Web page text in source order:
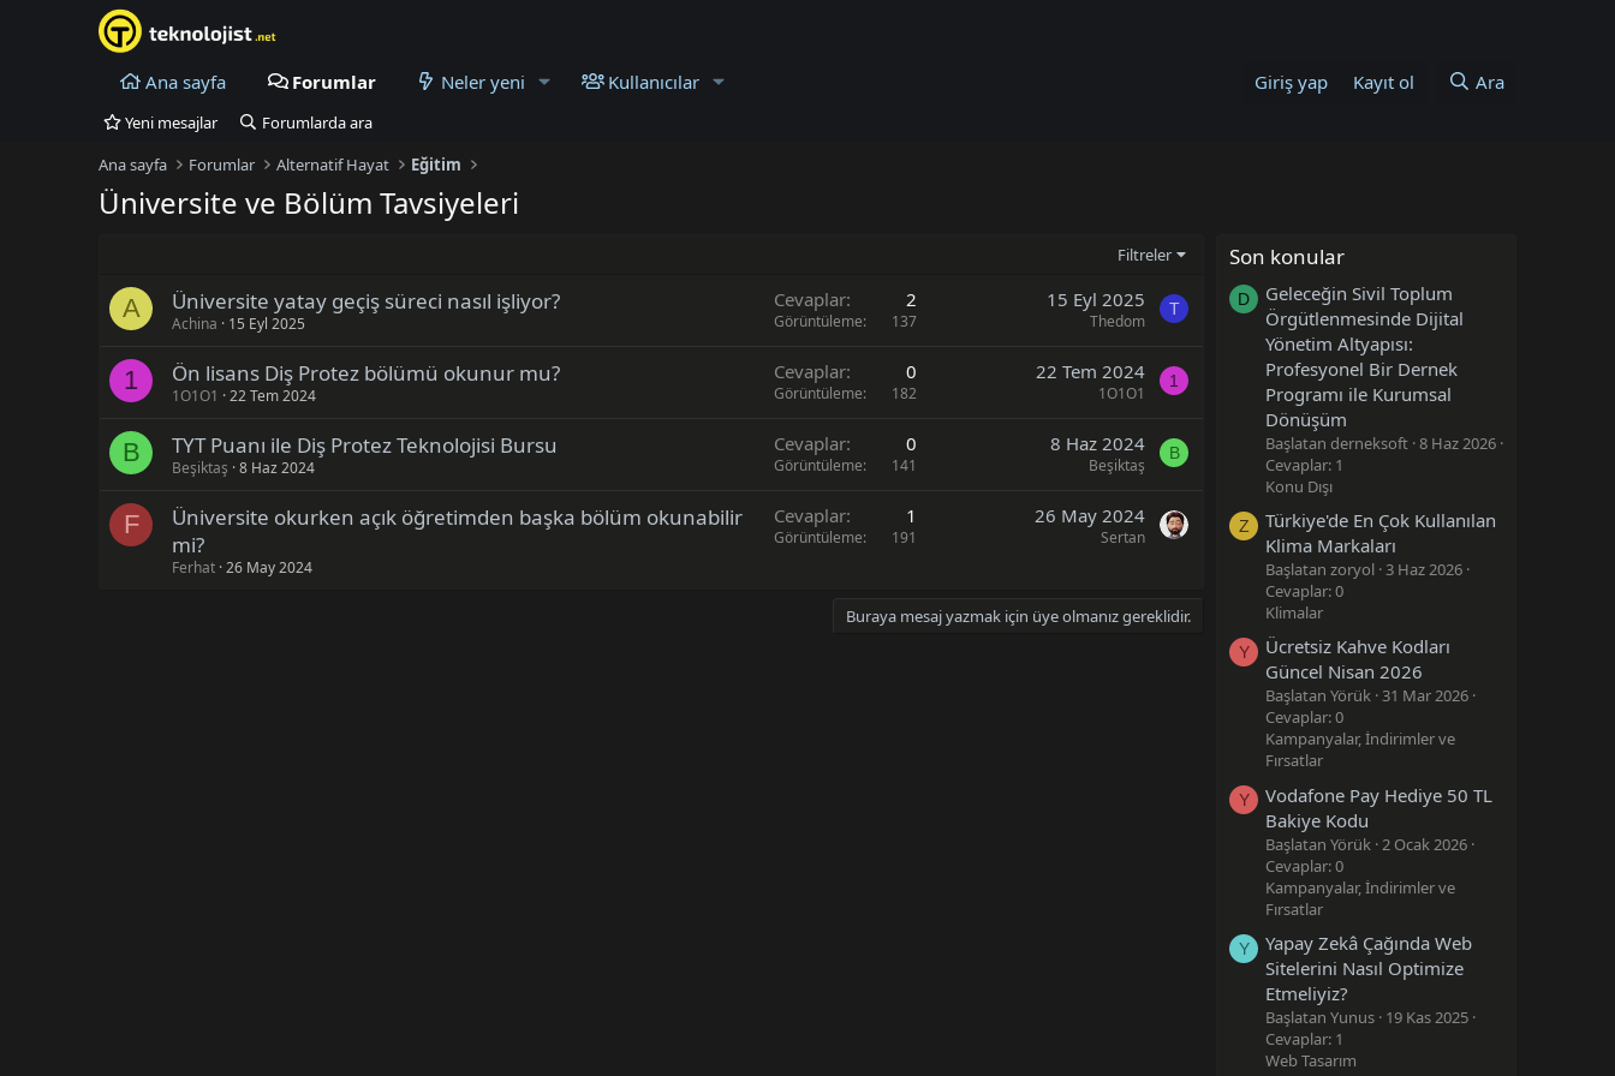
Ana sayfa Forumlar Neler yeni Kullanıcılar Giriş yap Kayıt ol Ara
Yeni mesajlar
Forumlarda ara
Ana sayfa
Forumlar Alternatif Hayat Eğitim
Üniversite ve Bölüm Tavsiyeleri
Filtreler
A Üniversite yatay geçiş süreci nasıl işliyor?
Achina 15 Eyl 2025
Cevaplar 2
Görüntüleme 137
15 Eyl 2025
Thedom
T
1 Ön lisans Diş Protez bölümü okunur mu?
1O1O1 22 Tem 2024
Cevaplar 0
Görüntüleme 182
22 Tem 2024
1O1O1
1
B TYT Puanı ile Diş Protez Teknolojisi Bursu
Beşiktaş 8 Haz 2024
Cevaplar 0
Görüntüleme 141
8 Haz 2024
Beşiktaş
B
F
Üniversite okurken açık öğretimden başka bölüm okunabilir
mi?
Ferhat 26 May 2024
Cevaplar 1
Görüntüleme 191
26 May 2024
Sertan
Buraya mesaj yazmak için üye olmanız gereklidir.
Son konular
D
Geleceğin Sivil Toplum
Örgütlenmesinde Dijital
Yönetim Altyapısı:
Profesyonel Bir Dernek
Programı ile Kurumsal
Dönüşüm
Başlatan derneksoft 8 Haz 2026
Cevaplar: 1
Konu Dışı
Z
Türkiye'de En Çok Kullanılan
Klima Markaları
Başlatan zoryol 3 Haz 2026
Cevaplar: 0
Klimalar
Y
Ücretsiz Kahve Kodları
Güncel Nisan 2026
Başlatan Yörük 31 Mar 2026
Cevaplar: 0
Kampanyalar, İndirimler ve
Fırsatlar
Y
Vodafone Pay Hediye 50 TL
Bakiye Kodu
Başlatan Yörük 2 Ocak 2026
Cevaplar: 0
Kampanyalar, İndirimler ve
Fırsatlar
Y
Yapay Zekâ Çağında Web
Sitelerini Nasıl Optimize
Etmeliyiz?
Başlatan Yunus 19 Kas 2025
Cevaplar: 1
Web Tasarım